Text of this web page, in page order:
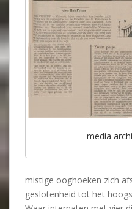
media
mistige ooghoeken zich
geslotenheid tot het